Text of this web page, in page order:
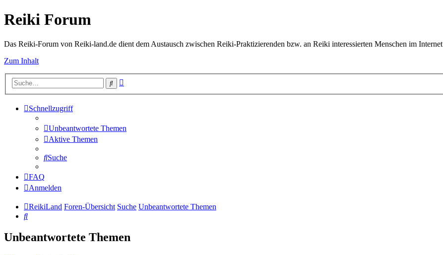
Reiki Forum
Das Reiki-Forum von Reiki-land.de dient dem Austausch zwischen Reiki-Praktizierenden bzw. an Reiki interessierten Menschen im Internet
Zum Inhalt
Suche
Schnellzugriff
Unbeantwortete Themen
Aktive Themen
Suche
FAQ
Anmelden
ReikiLand Foren-Übersicht Suche Unbeantwortete Themen
Suche
Unbeantwortete Themen